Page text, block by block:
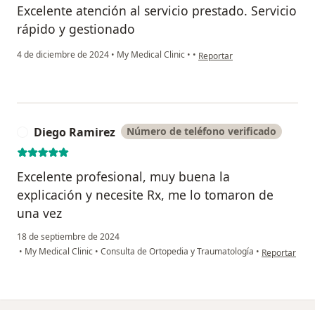
Excelente atención al servicio prestado. Servicio
rápido y gestionado
4 de diciembre de 2024 • My Medical Clinic • • en opinión del usuario
Reportar
Diego Ramirez Número de teléfono verificado
Excelente profesional, muy buena la
explicación y necesite Rx, me lo tomaron de
una vez
18 de septiembre de 2024
• My Medical Clinic • Consulta de Ortopedia y Traumatología • en opinión
Reportar